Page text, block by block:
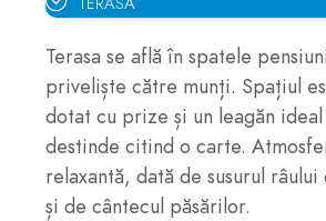
Terasa se află în spatele
priveliște către munți. Spațiul
dotat cu prize și un leagăn
destinde citind o carte.
relaxantă, dată de susurul
și de cântecul păsărilor.